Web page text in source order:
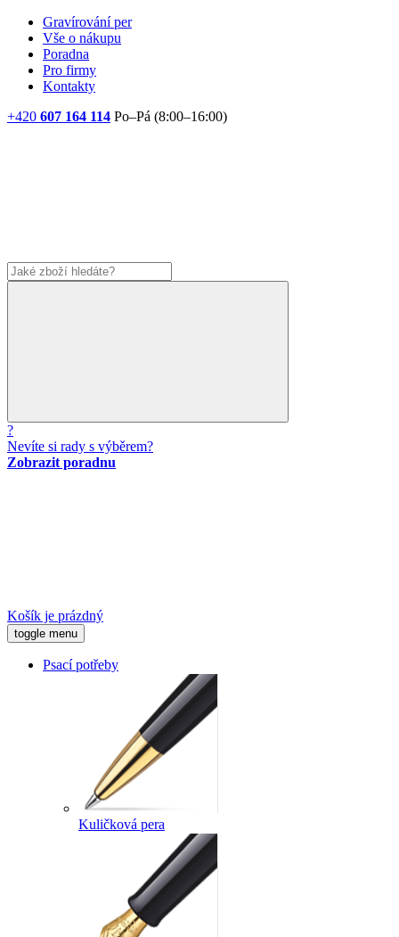
Gravírování per
Vše o nákupu
Poradna
Pro firmy
Kontakty
+420 607 164 114 Po–Pá (8:00–16:00)
?
Nevíte si rady s výběrem?
Zobrazit poradnu
Košík je prázdný
toggle menu
Psací potřeby
Kuličková pera